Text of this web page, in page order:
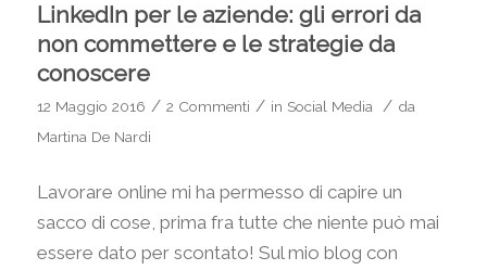
LinkedIn per le aziende: gli errori da
non commettere e le strategie da
conoscere
12 Maggio 2016 / 2 Commenti / in Social Media / da
Martina De Nardi
Lavorare online mi ha permesso di capire un
sacco di cose, prima fra tutte che niente può mai
essere dato per scontato! Sul mio blog con